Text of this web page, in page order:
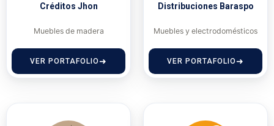
Créditos Jhon
Muebles de madera
VER PORTAFOLIO
Distribuciones Baraspo
Muebles y electrodomésticos
VER PORTAFOLIO